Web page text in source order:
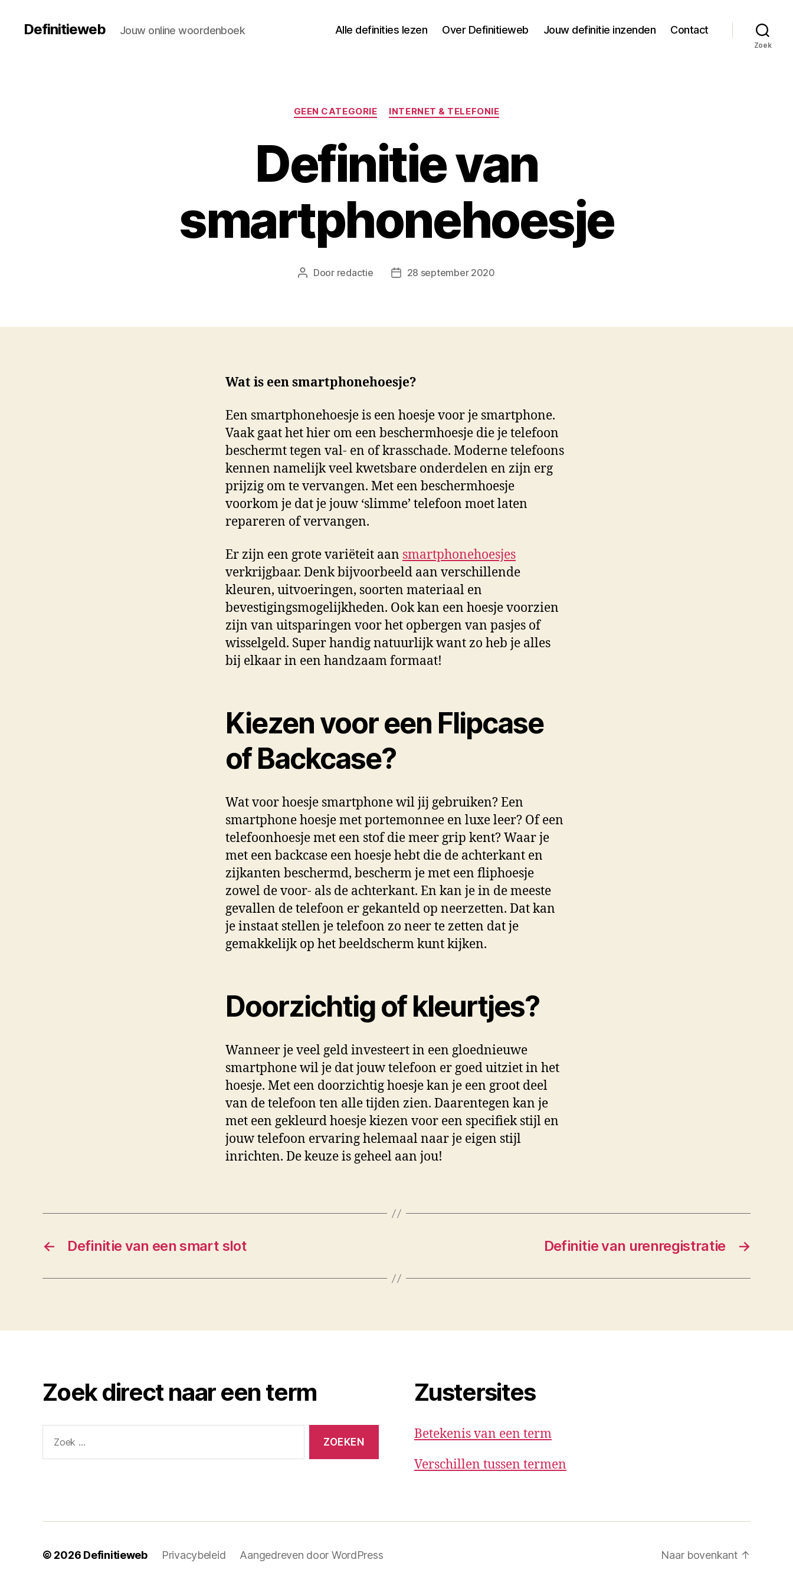
Definitieweb Jouw online woordenboek Alle definities lezen Over Definitieweb Jouw definitie inzenden Contact
Zoek
Categorieën
GEEN CATEGORIE INTERNET & TELEFONIE
Definitie van
smartphonehoesje
Berichtauteur
Door redactie Berichtdatum
28 september 2020
Wat is een smartphonehoesje?
Een smartphonehoesje is een hoesje voor je smartphone.
Vaak gaat het hier om een beschermhoesje die je telefoon
beschermt tegen val- en of krasschade. Moderne telefoons
kennen namelijk veel kwetsbare onderdelen en zijn erg
prijzig om te vervangen. Met een beschermhoesje
voorkom je dat je jouw ‘slimme’ telefoon moet laten
repareren of vervangen.
Er zijn een grote variëteit aan smartphonehoesjes
verkrijgbaar. Denk bijvoorbeeld aan verschillende
kleuren, uitvoeringen, soorten materiaal en
bevestigingsmogelijkheden. Ook kan een hoesje voorzien
zijn van uitsparingen voor het opbergen van pasjes of
wisselgeld. Super handig natuurlijk want zo heb je alles
bij elkaar in een handzaam formaat!
Kiezen voor een Flipcase
of Backcase?
Wat voor hoesje smartphone wil jij gebruiken? Een
smartphone hoesje met portemonnee en luxe leer? Of een
telefoonhoesje met een stof die meer grip kent? Waar je
met een backcase een hoesje hebt die de achterkant en
zijkanten beschermd, bescherm je met een fliphoesje
zowel de voor- als de achterkant. En kan je in de meeste
gevallen de telefoon er gekanteld op neerzetten. Dat kan
je instaat stellen je telefoon zo neer te zetten dat je
gemakkelijk op het beeldscherm kunt kijken.
Doorzichtig of kleurtjes?
Wanneer je veel geld investeert in een gloednieuwe
smartphone wil je dat jouw telefoon er goed uitziet in het
hoesje. Met een doorzichtig hoesje kan je een groot deel
van de telefoon ten alle tijden zien. Daarentegen kan je
met een gekleurd hoesje kiezen voor een specifiek stijl en
jouw telefoon ervaring helemaal naar je eigen stijl
inrichten. De keuze is geheel aan jou!
← Definitie van een smart slot →
Definitie van urenregistratie
Zoek direct naar een term
naar:
Zustersites
Betekenis van een term
Verschillen tussen termen
© 2026 Definitieweb Privacybeleid Aangedreven door WordPress Naar bovenkant ↑